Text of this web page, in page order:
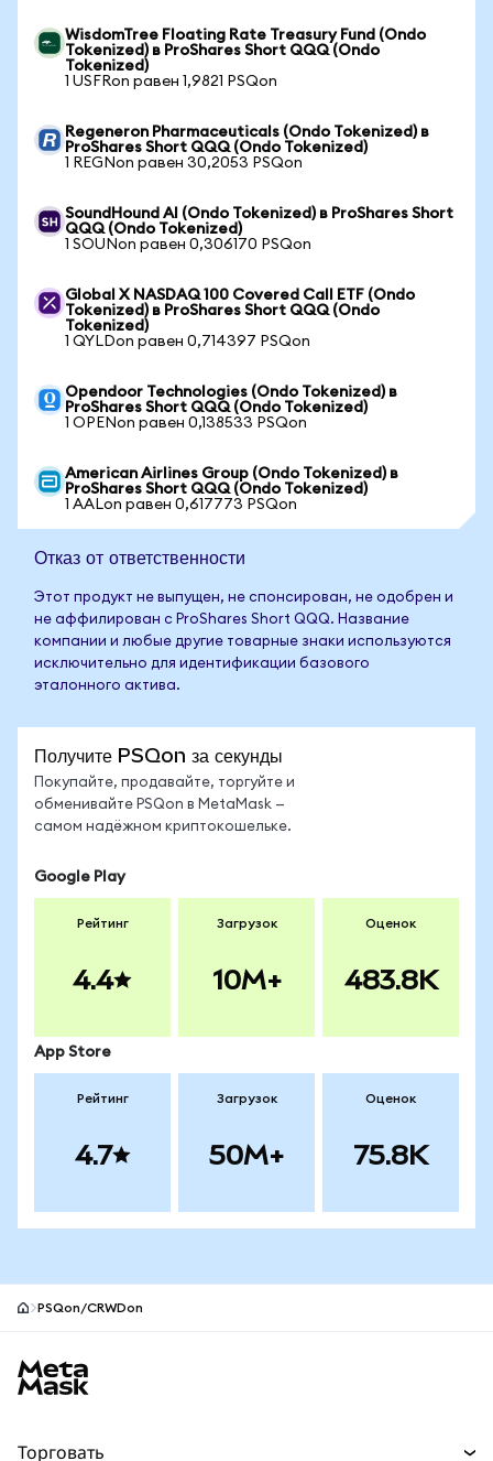
WisdomTree Floating Rate Treasury Fund (Ondo
Tokenized) в ProShares Short QQQ (Ondo
Tokenized)
1 USFRon равен 1,9821 PSQon
Regeneron Pharmaceuticals (Ondo Tokenized) в
ProShares Short QQQ (Ondo Tokenized)
1 REGNon равен 30,2053 PSQon
SoundHound AI (Ondo Tokenized) в ProShares Short
QQQ (Ondo Tokenized)
1 SOUNon равен 0,306170 PSQon
Global X NASDAQ 100 Covered Call ETF (Ondo
Tokenized) в ProShares Short QQQ (Ondo
Tokenized)
1 QYLDon равен 0,714397 PSQon
Opendoor Technologies (Ondo Tokenized) в
ProShares Short QQQ (Ondo Tokenized)
1 OPENon равен 0,138533 PSQon
American Airlines Group (Ondo Tokenized) в
ProShares Short QQQ (Ondo Tokenized)
1 AALon равен 0,617773 PSQon
Отказ от ответственности
Этот продукт не выпущен, не спонсирован, не одобрен и
не аффилирован с ProShares Short QQQ. Название
компании и любые другие товарные знаки используются
исключительно для идентификации базового
эталонного актива.
Получите PSQon за секунды
Покупайте, продавайте, торгуйте и
обменивайте PSQon в MetaMask —
самом надёжном криптокошельке.
Google Play
Рейтинг
4.4
Загрузок
10M+
Оценок
483.8K
App Store
Рейтинг
4.7
Загрузок
50M+
Оценок
75.8K
PSQon/CRWDon
Торговать